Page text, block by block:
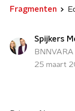
Fragmenten
Spijkers
BNNVARA
25 maart